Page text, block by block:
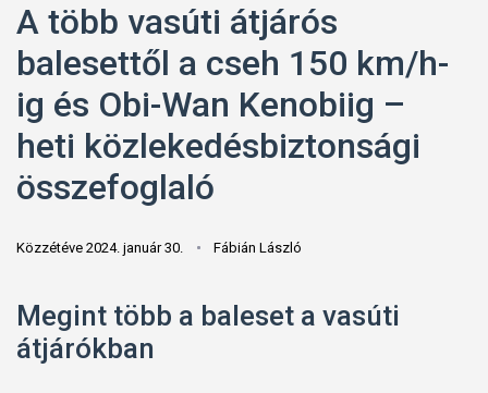
A több vasúti átjárós
balesettől a cseh 150 km/h-
ig és Obi-Wan Kenobiig –
heti közlekedésbiztonsági
összefoglaló
Közzétéve 2024. január 30. Fábián László
Megint több a baleset a vasúti
átjárókban